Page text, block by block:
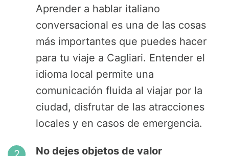
Aprender a hablar italiano
conversacional es una de las cosas
más importantes que puedes hacer
para tu viaje a Cagliari. Entender el
idioma local permite una
comunicación fluida al viajar por la
ciudad, disfrutar de las atracciones
locales y en casos de emergencia.
No dejes objetos de valor